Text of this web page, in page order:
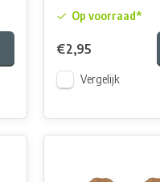
Op voorraad*
€2,95
Vergelijk